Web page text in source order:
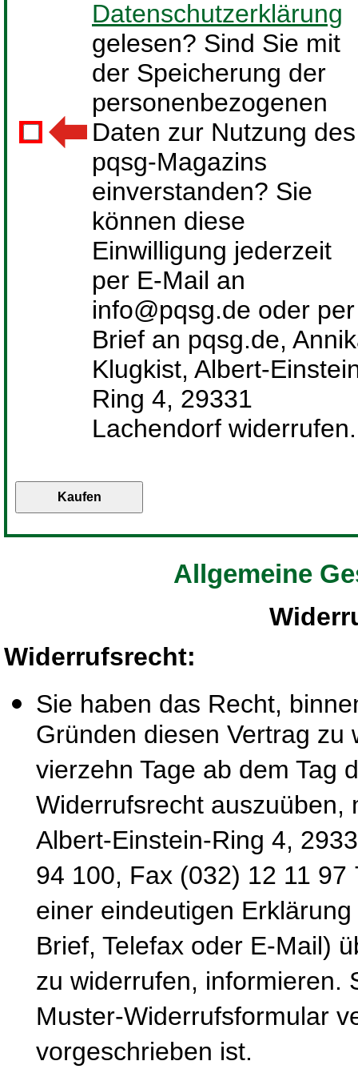
Datenschutzerklärung
gelesen? Sind Sie mit
der Speicherung der
personenbezogenen
Daten zur Nutzung des
pqsg-Magazins
einverstanden? Sie
können diese
Einwilligung jederzeit
per E-Mail an
info@pqsg.de oder per
Brief an pqsg.de,
Klugkist, Albert-
Ring 4, 29331
Lachendorf widerrufen.
Allgemeine
Widerrufsrecht:
Sie haben das Recht,
Gründen diesen Vertrag
vierzehn Tage ab dem Tag
Widerrufsrecht auszuüben,
Albert-Einstein-Ring 4,
94 100, Fax (032) 12 11
einer eindeutigen
Brief, Telefax oder E-Mail)
zu widerrufen, informieren.
Muster-Widerrufsformular
vorgeschrieben ist.